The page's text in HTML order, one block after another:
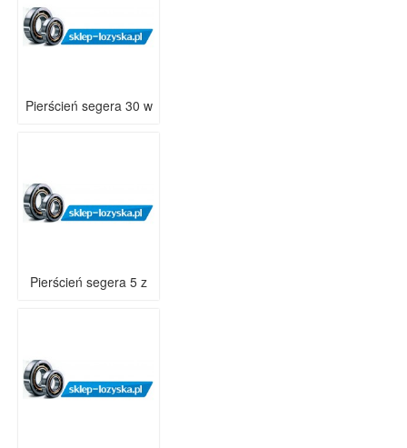
Pierścień segera 30 w
Pierścień segera 5 z